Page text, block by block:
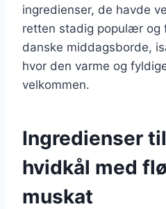
ingredienser, de havde
retten stadig populær og
danske middagsborde,
hvor den varme og
velkommen.
Ingredienser
hvidkål med
muskat